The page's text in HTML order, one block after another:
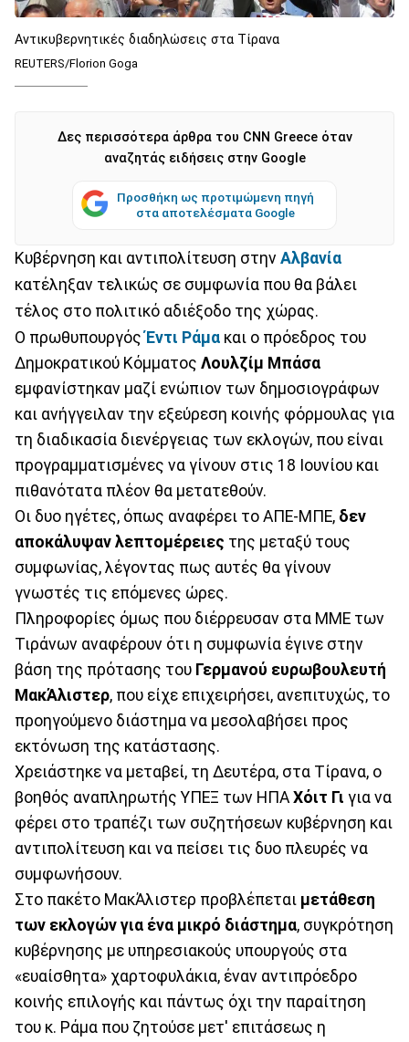
Αντικυβερνητικές διαδηλώσεις στα Τίρανα
REUTERS/Florion Goga
Δες περισσότερα άρθρα του CNN Greece όταν
αναζητάς ειδήσεις στην Google
Προσθήκη ως προτιμώμενη πηγή
στα αποτελέσματα Google
Κυβέρνηση και αντιπολίτευση στην Αλβανία
κατέληξαν τελικώς σε συμφωνία που θα βάλει
τέλος στο πολιτικό αδιέξοδο της χώρας.
Ο πρωθυπουργόςΈντι Ράμα και ο πρόεδρος του
Δημοκρατικού Κόμματος Λουλζίμ Μπάσα
εμφανίστηκαν μαζί ενώπιον των δημοσιογράφων
και ανήγγειλαν την εξεύρεση κοινής φόρμουλας για
τη διαδικασία διενέργειας των εκλογών, που είναι
προγραμματισμένες να γίνουν στις 18 Ιουνίου και
πιθανότατα πλέον θα μετατεθούν.
Οι δυο ηγέτες, όπως αναφέρει το ΑΠΕ-ΜΠΕ, δεν
αποκάλυψαν λεπτομέρειες της μεταξύ τους
συμφωνίας, λέγοντας πως αυτές θα γίνουν
γνωστές τις επόμενες ώρες.
Πληροφορίες όμως που διέρρευσαν στα ΜΜΕ των
Τιράνων αναφέρουν ότι η συμφωνία έγινε στην
βάση της πρότασης του Γερμανού ευρωβουλευτή
ΜακΆλιστερ, που είχε επιχειρήσει, ανεπιτυχώς, το
προηγούμενο διάστημα να μεσολαβήσει προς
εκτόνωση της κατάστασης.
Χρειάστηκε να μεταβεί, τη Δευτέρα, στα Τίρανα, ο
βοηθός αναπληρωτής ΥΠΕΞ των ΗΠΑ Χόιτ Γι για να
φέρει στο τραπέζι των συζητήσεων κυβέρνηση και
αντιπολίτευση και να πείσει τις δυο πλευρές να
συμφωνήσουν.
Στο πακέτο ΜακΆλιστερ προβλέπεται μετάθεση
των εκλογών για ένα μικρό διάστημα, συγκρότηση
κυβέρνησης με υπηρεσιακούς υπουργούς στα
«ευαίσθητα» χαρτοφυλάκια, έναν αντιπρόεδρο
κοινής επιλογής και πάντως όχι την παραίτηση
του κ. Ράμα που ζητούσε μετ' επιτάσεως η